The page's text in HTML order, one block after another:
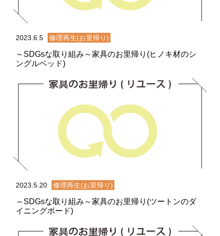
2023.6.5 修理再生(お里帰り)
～SDGsな取り組み～家具のお里帰り(ヒノキ材のシ
ングルベッド)
2023.5.20 修理再生(お里帰り)
～SDGsな取り組み～家具のお里帰り(ツートンのダ
イニングボード)